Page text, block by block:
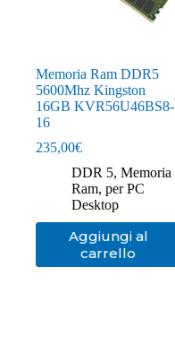
Memoria Ram DDR5
5600Mhz Kingston
16GB KVR56U46BS8-
16
235,00€
DDR 5, Memoria
Ram, per PC
Desktop
Aggiungi al
carrello